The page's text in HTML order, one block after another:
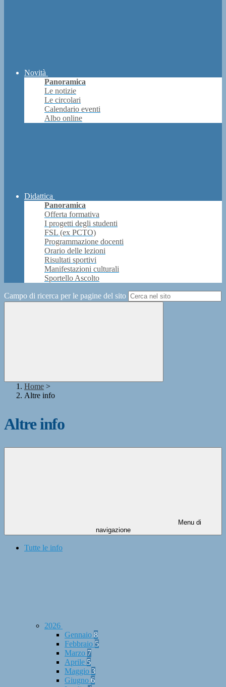
Novità
Panoramica
Le notizie
Le circolari
Calendario eventi
Albo online
Didattica
Panoramica
Offerta formativa
I progetti degli studenti
FSL (ex PCTO)
Programmazione docenti
Orario delle lezioni
Risultati sportivi
Manifestazioni culturali
Sportello Ascolto
Campo di ricerca per le pagine del sito
Home >
Altre info
Altre info
Menu di
navigazione
Tutte le info
2026
Gennaio 8
Febbraio 5
Marzo 7
Aprile 5
Maggio 3
Giugno 6